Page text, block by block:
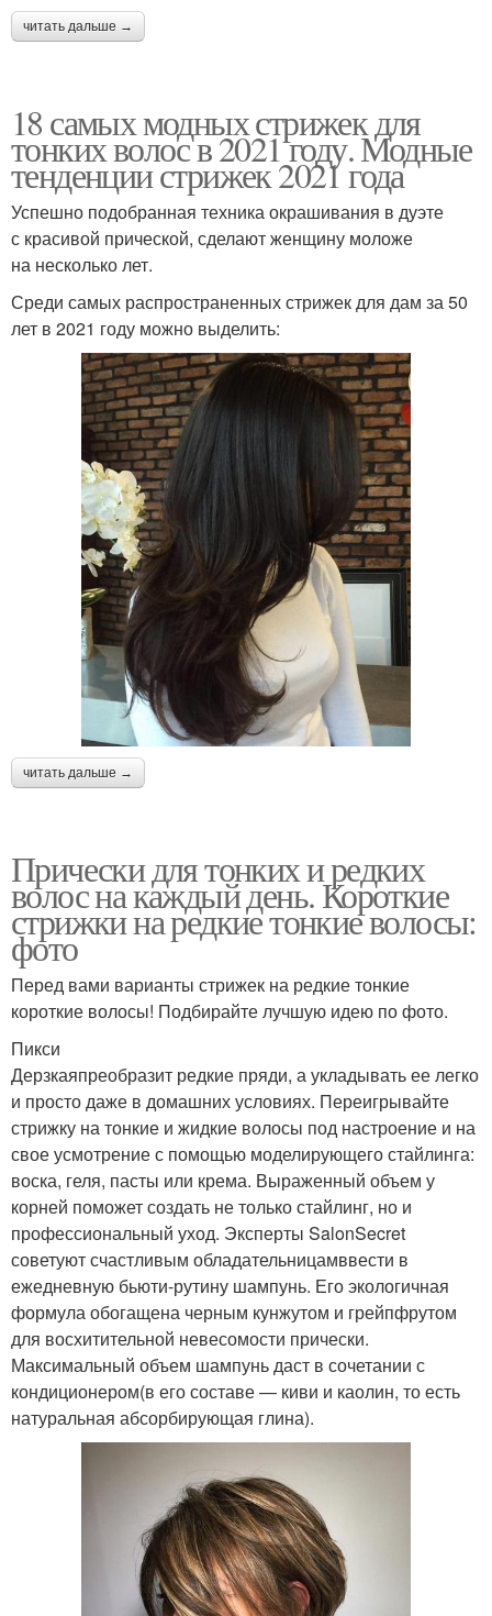
читать дальше →
18 самых модных стрижек для
тонких волос в 2021 году. Модные
тенденции стрижек 2021 года
Успешно подобранная техника окрашивания в дуэте
с красивой прической, сделают женщину моложе
на несколько лет.
Среди самых распространенных стрижек для дам за 50
лет в 2021 году можно выделить:
читать дальше →
Прически для тонких и редких
волос на каждый день. Короткие
стрижки на редкие тонкие волосы:
фото
Перед вами варианты стрижек на редкие тонкие
короткие волосы! Подбирайте лучшую идею по фото.
Пикси
Дерзкаяпреобразит редкие пряди, а укладывать ее легко
и просто даже в домашних условиях. Переигрывайте
стрижку на тонкие и жидкие волосы под настроение и на
свое усмотрение с помощью моделирующего стайлинга:
воска, геля, пасты или крема. Выраженный объем у
корней поможет создать не только стайлинг, но и
профессиональный уход. Эксперты SalonSecret
советуют счастливым обладательницамввести в
ежедневную бьюти-рутину шампунь. Его экологичная
формула обогащена черным кунжутом и грейпфрутом
для восхитительной невесомости прически.
Максимальный объем шампунь даст в сочетании с
кондиционером(в его составе — киви и каолин, то есть
натуральная абсорбирующая глина).